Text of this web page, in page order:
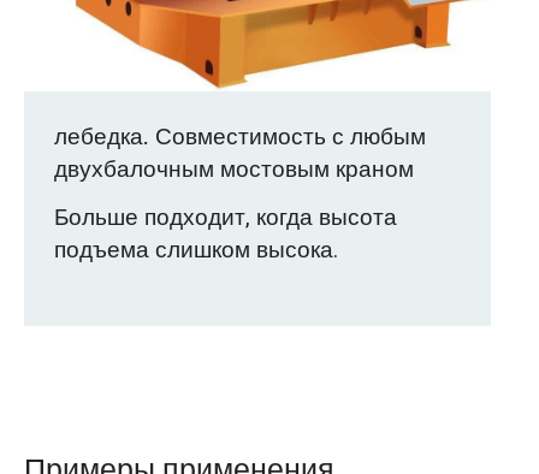
лебедка. Совместимость с любым
двухбалочным мостовым краном
Больше подходит, когда высота
подъема слишком высока.